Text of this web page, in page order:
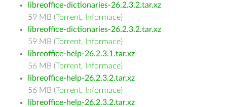
libreoffice-dictionaries-26.2.3.2.tar.xz
59 MB (Torrent, Informace)
libreoffice-dictionaries-26.2.3.2.tar.xz
59 MB (Torrent, Informace)
libreoffice-help-26.2.3.1.tar.xz
56 MB (Torrent, Informace)
libreoffice-help-26.2.3.2.tar.xz
56 MB (Torrent, Informace)
libreoffice-help-26.2.3.2.tar.xz